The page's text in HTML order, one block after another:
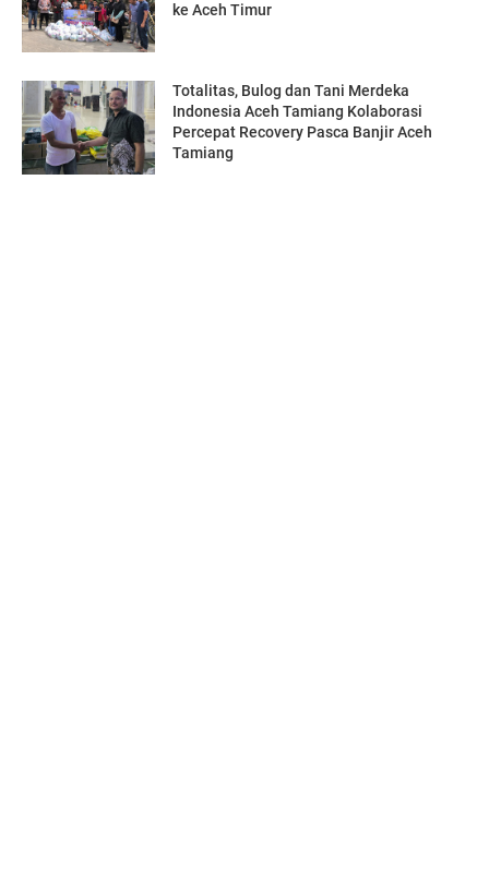
ke Aceh Timur
Totalitas, Bulog dan Tani Merdeka
Indonesia Aceh Tamiang Kolaborasi
Percepat Recovery Pasca Banjir Aceh
Tamiang